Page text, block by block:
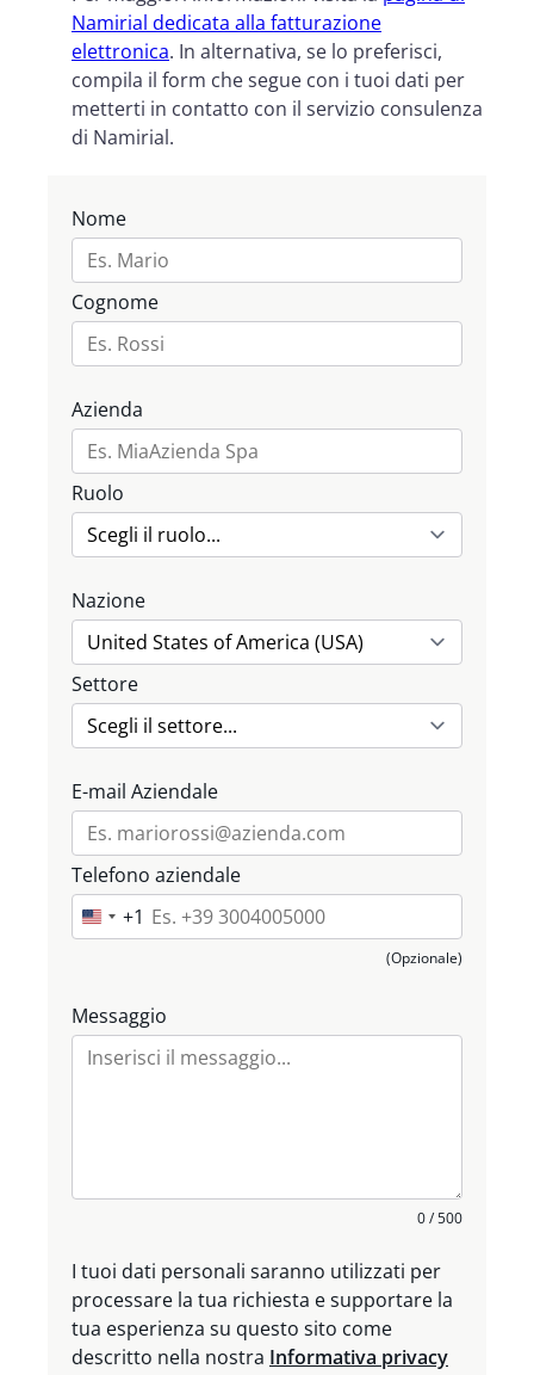
Namirial dedicata alla fatturazione
elettronica. In alternativa, se lo preferisci,
compila il form che segue con i tuoi dati per
metterti in contatto con il servizio consulenza
di Namirial.
Nome
Cognome
Azienda
Ruolo
Nazione
Settore
E-mail Aziendale
Telefono aziendale
U
t
e
d
+
1
+1
(Opzionale)
Messaggio
0 / 500
I tuoi dati personali saranno utilizzati per
processare la tua richiesta e supportare la
tua esperienza su questo sito come
descritto nella nostra Informativa privacy